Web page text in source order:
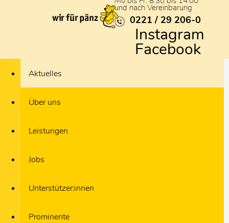
und nach Vereinbarung
0221 / 29 206-0
Instagram
Facebook
Aktuelles
Über uns
Leistungen
Jobs
Unterstützer:innen
Prominente